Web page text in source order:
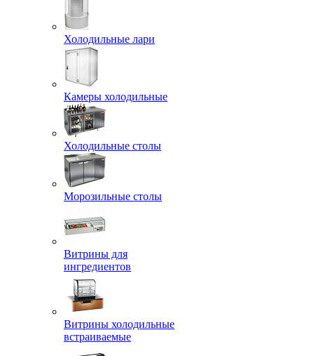
Холодильные лари
Камеры холодильные
Холодильные столы
Морозильные столы
Витрины для
ингредиентов
Витрины холодильные
встраиваемые